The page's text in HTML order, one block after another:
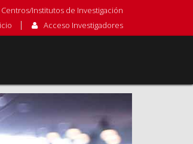
Centros/Institutos de Investigación
Acceso Investigadores